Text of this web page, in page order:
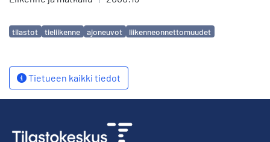
Avainsanat
tilastot tieliikenne ajoneuvot liikenneonnettomuudet
Tietueen kaikki tiedot